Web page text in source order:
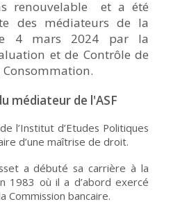
renouvelable et a été
des médiateurs de la
4 mars 2024 par la
et de Contrôle de
médiateur de l'ASF
l’Institut d’Etudes Politiques
d’une maîtrise de droit.
a débuté sa carrière à la
1983 où il a d’abord exercé
Commission bancaire.